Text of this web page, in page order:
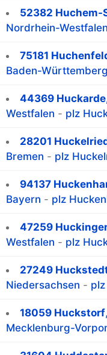
52382 Huchem-
Nordrhein-Westfalen
75181
Baden-Württemberg
44369 Huckarde
Westfalen - plz
28201
Bremen - plz
94137
Bayern - plz
47259
Westfalen - plz
27249
Niedersachsen -
18059 Huckstorf
Mecklenburg-